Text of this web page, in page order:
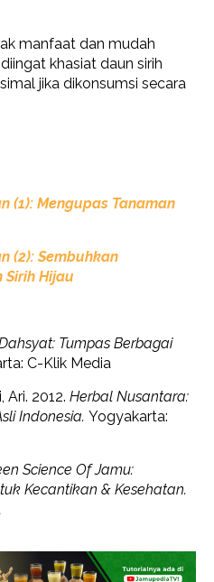
manfaat dan mudah
khasiat daun sirih
jika dikonsumsi secara
(1): Mengupas Tanaman
(2): Sembuhkan
Sirih Hijau
Tumpas Berbagai
C-Klik Media
Ari. 2012. Herbal Nusantara:
Indonesia. Yogyakarta:
Science Of Jamu:
Kecantikan & Kesehatan.